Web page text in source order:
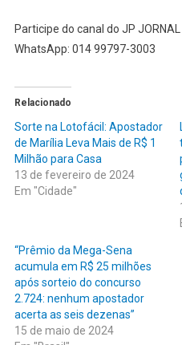
Participe do canal do JP
WhatsApp: 014 99797-3003
Relacionado
Sorte na Lotofácil: Apostador
de Marília Leva Mais de R$ 1
Milhão para Casa
13 de fevereiro de 2024
Em "Cidade"
“Prêmio da Mega-Sena
acumula em R$ 25 milhões
após sorteio do concurso
2.724: nenhum apostador
acerta as seis dezenas”
15 de maio de 2024